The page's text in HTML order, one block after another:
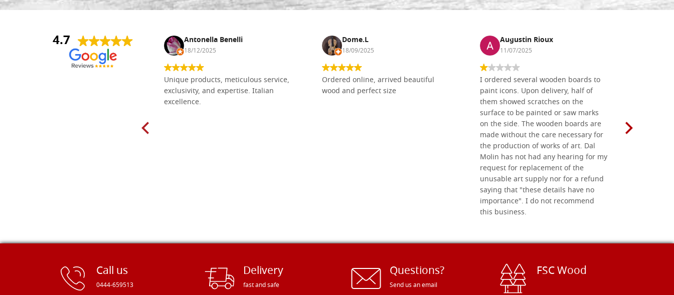
4.7
Nina DraguÅ¡ica Antonella Benelli
18/12/2025
Unique products, meticulous service,
exclusivity, and expertise. Italian
excellence.
Dome.L
18/09/2025
Ordered online, arrived beautiful
wood and perfect size
Augustin Rioux
11/07/2025
I ordered several wooden boards to
paint icons. Upon delivery, half of
them showed scratches on the
surface to be painted or saw marks
on the side. The wooden boards are
made without the care necessary for
the production of works of art. Dal
Molin has not had any hearing for my
request for replacement of the
unusable art supply nor for a refund
saying that "these details have no
importance". I do not recommend
this business.
Call us
0444-659513
Delivery
fast and safe
Questions?
Send us an email
FSC Wood